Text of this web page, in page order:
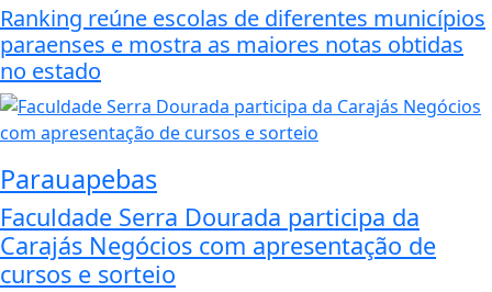
Ranking reúne escolas de diferentes municípios
paraenses e mostra as maiores notas obtidas
no estado
Parauapebas
Faculdade Serra Dourada participa da
Carajás Negócios com apresentação de
cursos e sorteio